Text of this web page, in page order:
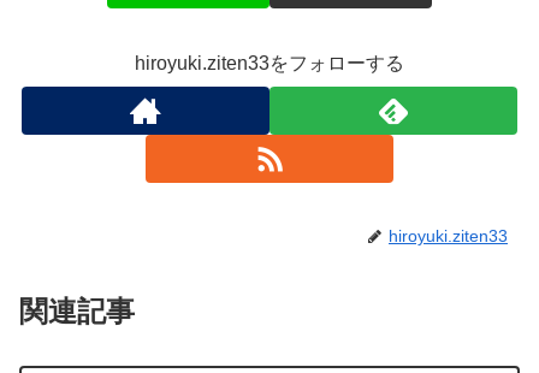
hiroyuki.ziten33をフォローする
hiroyuki.ziten33
関連記事